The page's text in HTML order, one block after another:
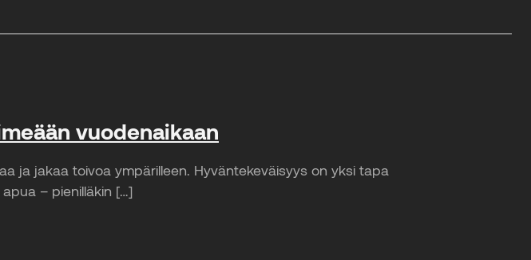
vuodenaikaan
ja jakaa toivoa ympärilleen. Hyväntekeväisyys on yksi tapa
– pienilläkin […]